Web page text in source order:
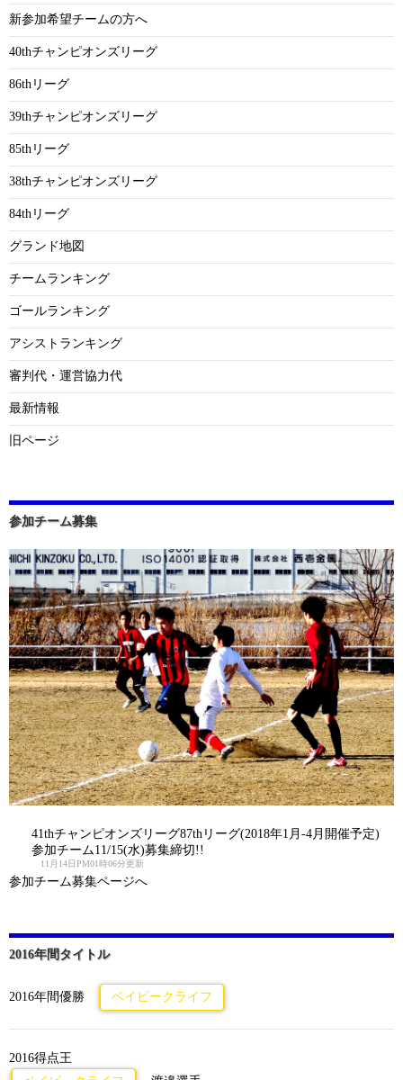
新参加希望チームの方へ
40thチャンピオンズリーグ
86thリーグ
39thチャンピオンズリーグ
85thリーグ
38thチャンピオンズリーグ
84thリーグ
グランド地図
チームランキング
ゴールランキング
アシストランキング
審判代・運営協力代
最新情報
旧ページ
参加チーム募集
41thチャンピオンズリーグ87thリーグ(2018年1月-4月開催予定)
参加チーム11/15(水)募集締切!!
11月14日PM01時06分更新
参加チーム募集ページへ
2016年間タイトル
2016年間優勝 ベイビークライフ
2016得点王